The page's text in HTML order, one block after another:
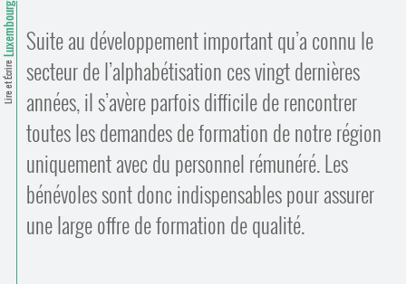
Regards croisés
·
Ressources pédagogiques
Comprendre et parler
Bienvenue en Belgique
Espace presse
Contacts
Trouver un lieu d’alphabétisation
Lire et Écrire
Luxembourg Suite au développement important qu’a connu le
secteur de l’alphabétisation ces vingt dernières
années, il s’avère parfois difficile de rencontrer
toutes les demandes de formation de notre région
uniquement avec du personnel rémunéré. Les
bénévoles sont donc indispensables pour assurer
une large offre de formation de qualité.